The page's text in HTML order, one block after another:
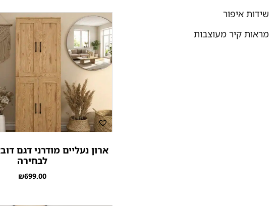
שידות איפור
מראות קיר מעוצבות
ארון נעליים מודרני דגם
לבחירה
₪699.00